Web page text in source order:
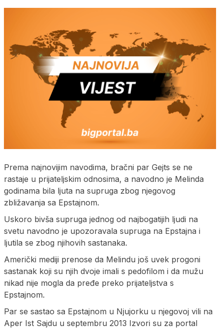
Prema najnovijim navodima, bračni par Gejts se ne
rastaje u prijateljskim odnosima, a navodno je Melinda
godinama bila ljuta na supruga zbog njegovog
zbližavanja sa Epstajnom.
Uskoro bivša supruga jednog od najbogatijih ljudi na
svetu navodno je upozoravala supruga na Epstajna i
ljutila se zbog njihovih sastanaka.
Američki mediji prenose da Melindu još uvek progoni
sastanak koji su njih dvoje imali s pedofilom i da mužu
nikad nije mogla da pređe preko prijateljstva s
Epstajnom.
Par se sastao sa Epstajnom u Njujorku u njegovoj vili na
Aper Ist Sajdu u septembru 2013 Izvori su za portal